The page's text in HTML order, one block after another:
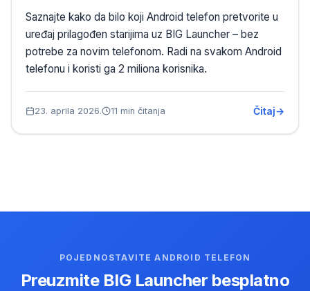
Saznajte kako da bilo koji Android telefon pretvorite u
uređaj prilagođen starijima uz BIG Launcher – bez
potrebe za novim telefonom. Radi na svakom Android
telefonu i koristi ga 2 miliona korisnika.
23. aprila 2026. 11 min čitanja Čitaj
POJEDNOSTAVITE ANDROID TELEFON
Preuzmite BIG Launcher besplatno